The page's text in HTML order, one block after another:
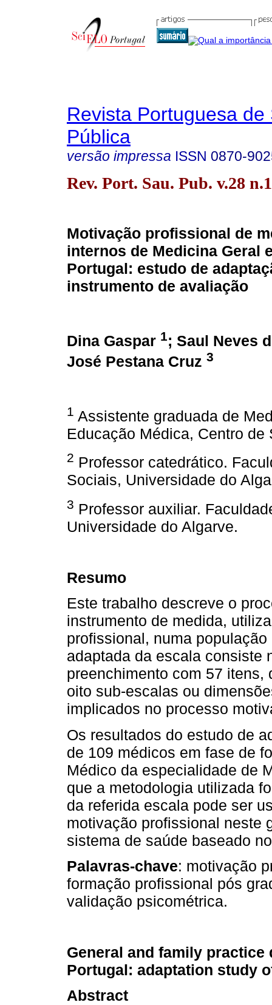
Revista Portuguesa de
Pública
versão impressa ISSN 0870-
Rev. Port. Sau. Pub. v.28
Motivação profissional de
internos de Medicina Geral
Portugal: estudo de
instrumento de avaliação
Dina Gaspar 1; Saul Neves
José Pestana Cruz 3
1 Assistente graduada de
Educação Médica, Centro
2 Professor catedrático.
Sociais, Universidade do
3 Professor auxiliar.
Universidade do Algarve.
Resumo
Este trabalho descreve o
instrumento de medida,
profissional, numa
adaptada da escala consiste
preenchimento com 57
oito sub-escalas ou
implicados no processo
Os resultados do estudo de
de 109 médicos em fase de
Médico da especialidade de
que a metodologia utilizada
da referida escala pode ser
motivação profissional neste
sistema de saúde baseado
Palavras-chave: motivação
formação profissional pós
validação psicométrica.
General and family
Portugal: adaptation study
Abstract